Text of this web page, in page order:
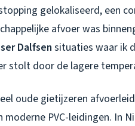
gelokaliseerd, een
afvoer was
Dalfsen situaties waar ik
stolt door de lagere
oude gietijzeren
PVC-leidingen. In